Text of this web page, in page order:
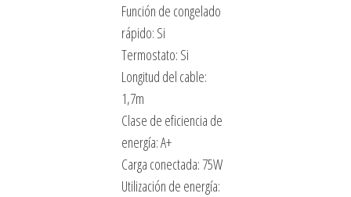
Función de congelado
rápido: Si
Termostato: Si
Longitud del cable:
1,7m
Clase de eficiencia de
energía: A+
Carga conectada: 75W
Utilización de energía: